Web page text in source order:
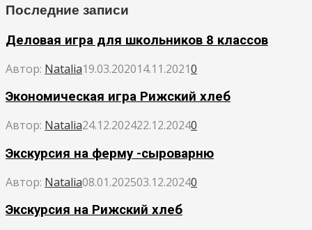
Последние записи
Деловая игра для школьников 8 классов
Автор: Natalia19.03.202014.11.20210
Экономическая игра Рижский хлеб
Автор: Natalia24.12.202422.12.20240
Экскурсия на ферму -сыроварню
Автор: Natalia08.01.202503.12.20240
Экскурсия на Рижский хлеб